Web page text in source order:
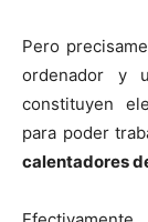
Pero
ordenador y
constituyen
para poder
calentadores